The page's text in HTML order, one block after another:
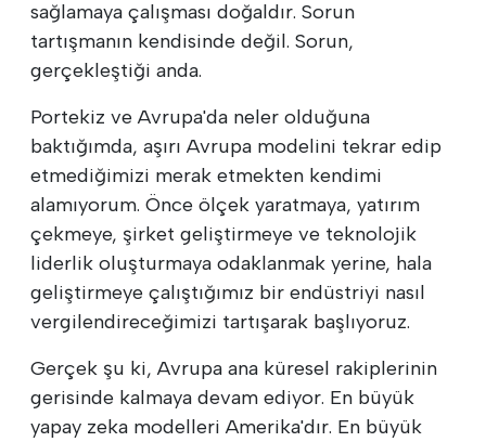
sağlamaya çalışması doğaldır. Sorun
tartışmanın kendisinde değil. Sorun,
gerçekleştiği anda.
Portekiz ve Avrupa'da neler olduğuna
baktığımda, aşırı Avrupa modelini tekrar edip
etmediğimizi merak etmekten kendimi
alamıyorum. Önce ölçek yaratmaya, yatırım
çekmeye, şirket geliştirmeye ve teknolojik
liderlik oluşturmaya odaklanmak yerine, hala
geliştirmeye çalıştığımız bir endüstriyi nasıl
vergilendireceğimizi tartışarak başlıyoruz.
Gerçek şu ki, Avrupa ana küresel rakiplerinin
gerisinde kalmaya devam ediyor. En büyük
yapay zeka modelleri Amerika'dır. En büyük